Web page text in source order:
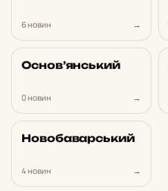
6 новин →
Ос­нов’ян­ський
0 новин →
Но­во­ба­вар­ський
4 новин →